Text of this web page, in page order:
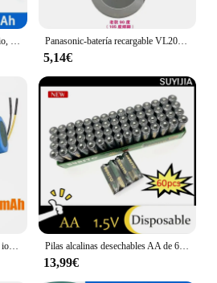
Batería recargable de iones de litio, Pila de 14500 V, AA, 3,7 mah, con soldadura, para cepillo de dientes eléctrico, maquinilla de afeitar, barbero, novedad, 3800 Panasonic-batería recargable VL2020 2020 Original, patas de batería de litio, 90 grados, 105 grados, 180 grados, llave de coche para BMW mini
5,14€
CECOTEC 6800mAh batería de iones de litio para CONGA 3090 3091 3092 1690 1890 2090 accesorios de repuesto de Robot aspirador 14,4 voltios Pilas alcalinas desechables AA de 60 piezas, 1,5 V, para linterna, juguete, reproductor MP3, ratón inalámbrico, teclado, afeitadora, batería de repuesto
13,99€